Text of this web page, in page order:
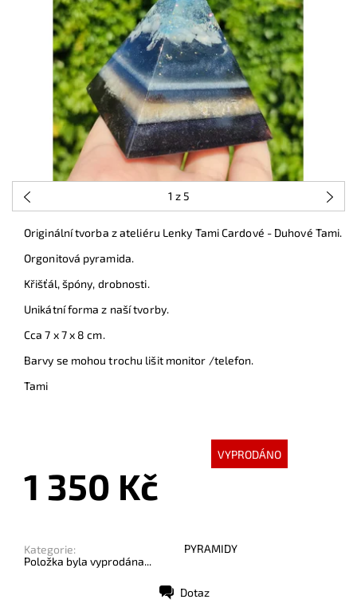
1 z 5
Originální tvorba z ateliéru Lenky Tami Cardové - Duhové Tami.
Orgonitová pyramida.
Křišťál, špóny, drobnosti.
Unikátní forma z naší tvorby.
Cca 7 x 7 x 8 cm.
Barvy se mohou trochu lišit monitor /telefon.
Tami
VYPRODÁNO
1 350 Kč
Kategorie:
PYRAMIDY
Položka byla vyprodána...
Dotaz